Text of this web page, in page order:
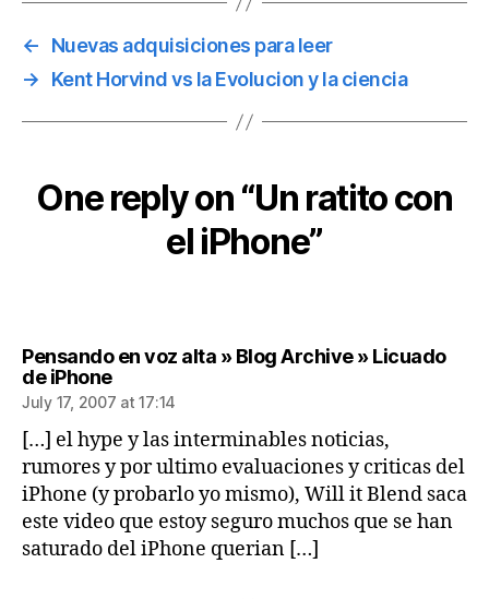
←
Nuevas adquisiciones para leer
→
Kent Horvind vs la Evolucion y la ciencia
One reply on “Un ratito con
el iPhone”
Pensando en voz alta » Blog Archive » Licuado
de iPhonesays:
July 17, 2007 at 17:14
[…] el hype y las interminables noticias,
rumores y por ultimo evaluaciones y criticas del
iPhone (y probarlo yo mismo), Will it Blend saca
este video que estoy seguro muchos que se han
saturado del iPhone querian […]